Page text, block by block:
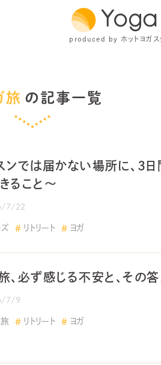
produced by ホットヨガス
旅 の記事一覧
ンでは届かない場所に、3日
ること〜
7/22
リトリート ヨガ
、必ず感じる不安と、その答
7/9
旅 リトリート ヨガ